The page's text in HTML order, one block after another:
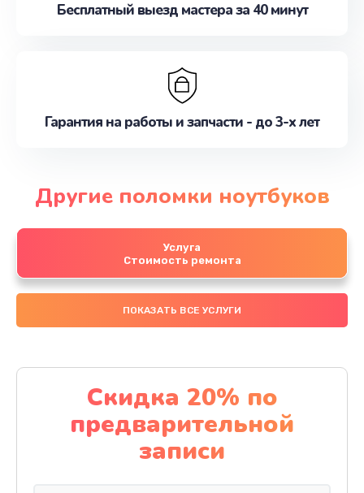
Бесплатный выезд мастера за 40 минут
Гарантия на работы и запчасти - до 3-х лет
Другие поломки ноутбуков
Услуга
Стоимость ремонта
ПОКАЗАТЬ ВСЕ УСЛУГИ
Скидка 20% по
предварительной
записи